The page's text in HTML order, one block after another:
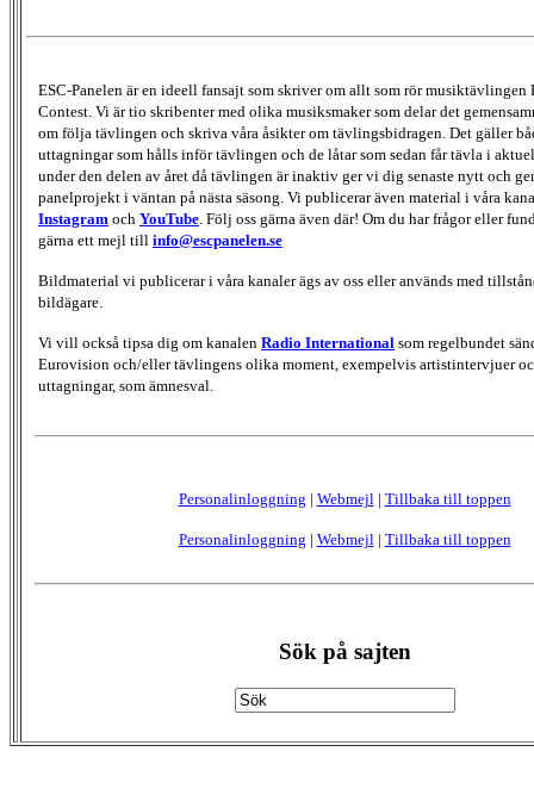
ESC-Panelen är en ideell fansajt som skriver om allt som rör musiktävlingen
Contest. Vi är tio skribenter med olika musiksmaker som delar det
om följa tävlingen och skriva våra åsikter om tävlingsbidragen. Det gäller
uttagningar som hålls inför tävlingen och de låtar som sedan får tävla i
under den delen av året då tävlingen är inaktiv ger vi dig senaste nytt och
panelprojekt i väntan på nästa säsong. Vi publicerar även material i våra
Instagram och YouTube. Följ oss gärna även där! Om du har frågor eller
gärna ett mejl till info@escpanelen.se
Bildmaterial vi publicerar i våra kanaler ägs av oss eller används med
bildägare.
Vi vill också tipsa dig om kanalen Radio International som regelbundet
Eurovision och/eller tävlingens olika moment, exempelvis artistintervjuer
uttagningar, som ämnesval.
Personalinloggning | Webmejl| Tillbaka till toppen
Personalinloggning | Webmejl| Tillbaka till toppen
Sök på sajten